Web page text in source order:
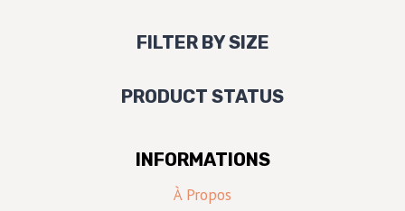
FILTER BY SIZE
PRODUCT STATUS
INFORMATIONS
À Propos